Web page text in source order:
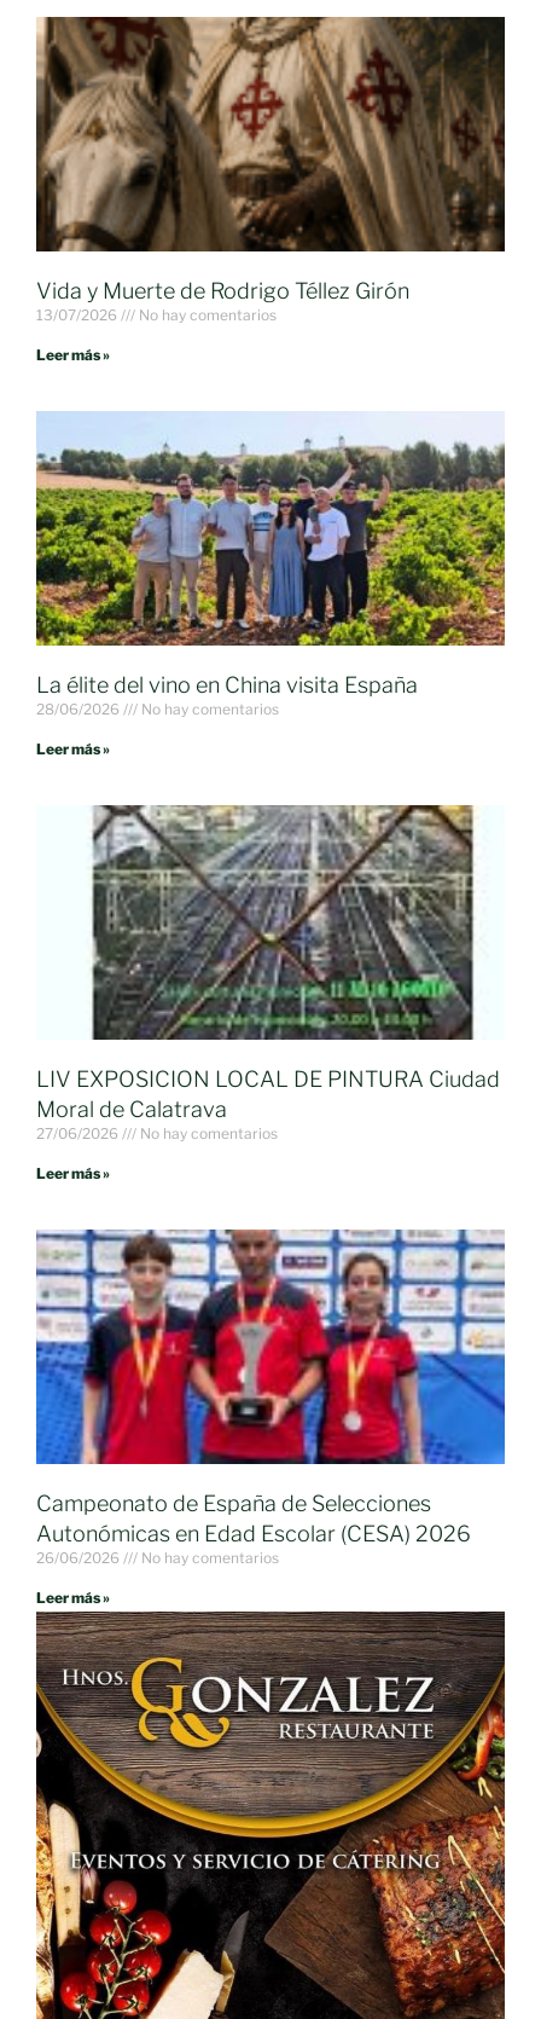
Vida y Muerte de Rodrigo Téllez Girón
13/07/2026 No hay comentarios
Leer más »
La élite del vino en China visita España
28/06/2026 No hay comentarios
Leer más »
LIV EXPOSICION LOCAL DE PINTURA Ciudad
Moral de Calatrava
27/06/2026 No hay comentarios
Leer más »
Campeonato de España de Selecciones
Autonómicas en Edad Escolar (CESA) 2026
26/06/2026 No hay comentarios
Leer más »